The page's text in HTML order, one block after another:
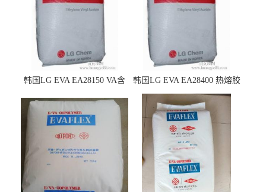
韩国LG EVA EA28150 VA含
韩国LG EVA EA28400 热熔胶
级 VA含量28 熔指400